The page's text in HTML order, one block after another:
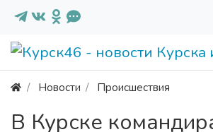
Новости Происшествия
В Курске